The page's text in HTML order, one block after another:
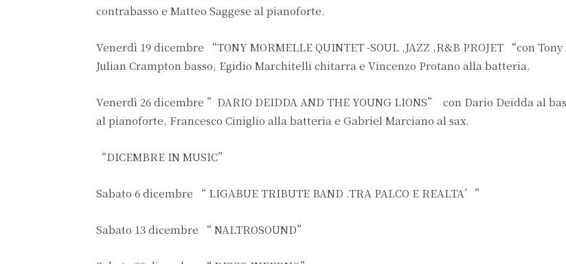
contrabasso e Matteo Saggese al pianoforte.
Venerdì 19 dicembre “TONY MORMELLE QUINTET -SOUL ,JAZZ ,R&B PROJET “con
Julian Crampton basso, Egidio Marchitelli chitarra e Vincenzo Protano alla batteria.
Venerdì 26 dicembre ”DARIO DEIDDA AND THE YOUNG LIONS” con Dario Deidda al
al pianoforte, Francesco Ciniglio alla batteria e Gabriel Marciano al sax.
“DICEMBRE IN MUSIC”
Sabato 6 dicembre “ LIGABUE TRIBUTE BAND .TRA PALCO E REALTA’”
Sabato 13 dicembre “ NALTROSOUND”